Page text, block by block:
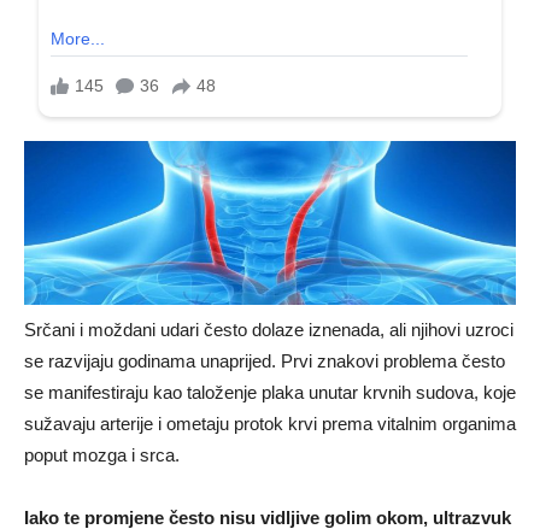
Srčani i moždani udari često dolaze iznenada, ali njihovi uzroci
se razvijaju godinama unaprijed. Prvi znakovi problema često
se manifestiraju kao taloženje plaka unutar krvnih sudova, koje
sužavaju arterije i ometaju protok krvi prema vitalnim organima
poput mozga i srca.
Iako te promjene često nisu vidljive golim okom, ultrazvuk